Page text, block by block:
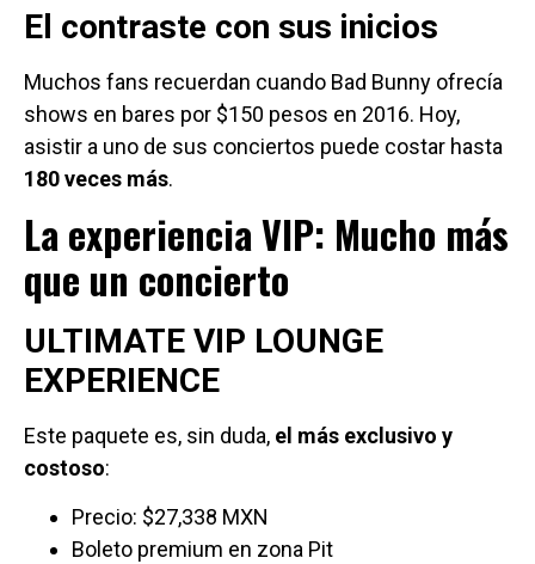
El contraste con sus inicios
Muchos fans recuerdan cuando Bad Bunny ofrecía
shows en bares por $150 pesos en 2016. Hoy,
asistir a uno de sus conciertos puede costar hasta
180 veces más.
La experiencia VIP: Mucho más
que un concierto
ULTIMATE VIP LOUNGE
EXPERIENCE
Este paquete es, sin duda, el más exclusivo y
costoso:
Precio: $27,338 MXN
Boleto premium en zona Pit